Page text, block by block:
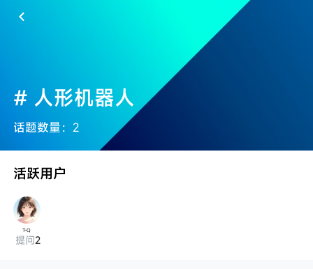
# 人形机器人
话题数量：2
活跃用户
T-Q
提问2